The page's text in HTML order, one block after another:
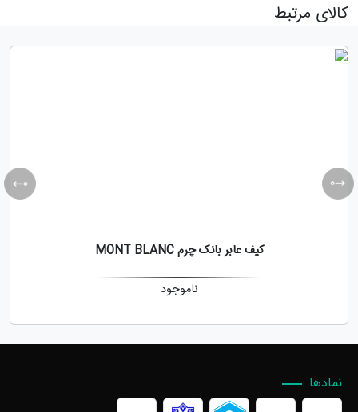
کالای مرتبط
کیف عابر بانک چرم MONT BLANC
ناموجود
نمادها